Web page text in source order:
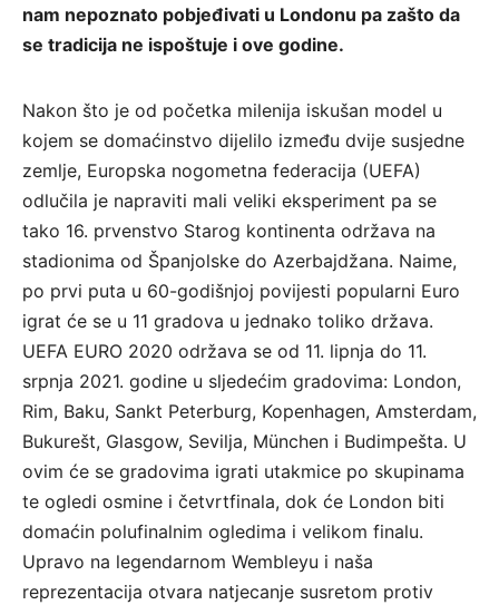
nam nepoznato pobjeđivati u Londonu pa zašto da
se tradicija ne ispoštuje i ove godine.
Nakon što je od početka milenija iskušan model u
kojem se domaćinstvo dijelilo između dvije susjedne
zemlje, Europska nogometna federacija (UEFA)
odlučila je napraviti mali veliki eksperiment pa se
tako 16. prvenstvo Starog kontinenta održava na
stadionima od Španjolske do Azerbajdžana. Naime,
po prvi puta u 60-godišnjoj povijesti popularni Euro
igrat će se u 11 gradova u jednako toliko država.
UEFA EURO 2020 održava se od 11. lipnja do 11.
srpnja 2021. godine u sljedećim gradovima: London,
Rim, Baku, Sankt Peterburg, Kopenhagen, Amsterdam,
Bukurešt, Glasgow, Sevilja, München i Budimpešta. U
ovim će se gradovima igrati utakmice po skupinama
te ogledi osmine i četvrtfinala, dok će London biti
domaćin polufinalnim ogledima i velikom finalu.
Upravo na legendarnom Wembleyu i naša
reprezentacija otvara natjecanje susretom protiv